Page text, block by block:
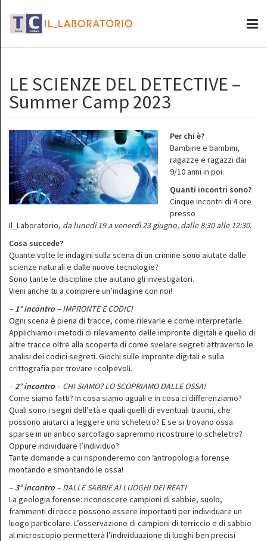
LE SCIENZE DEL DETECTIVE –
Summer Camp 2023
Per chi è?
Bambine e bambini,
ragazze e ragazzi dai
9/10 anni in poi.
Quanti incontri sono?
Cinque incontri di 4 ore
presso
Il_Laboratorio, da lunedì 19 a venerdì 23 giugno, dalle 8:30 alle 12:30.
Cosa succede?
Quante volte le indagini sulla scena di un crimine sono aiutate dalle
scienze naturali e dalle nuove tecnologie?
Sono tante le discipline che aiutano gli investigatori.
Vieni anche tu a compiere un’indagine con noi!
– 1° incontro – IMPRONTE E CODICI
Ogni scena è piena di tracce, come rilevarle e come interpretarle.
Applichiamo i metodi di rilevamento delle impronte digitali e quello di
altre tracce oltre alla scoperta di come svelare segreti attraverso le
analisi dei codici segreti. Giochi sulle impronte digitali e sulla
crittografia per trovare i colpevoli.
–2° incontro – CHI SIAMO? LO SCOPRIAMO DALLE OSSA!
Come siamo fatti? In cosa siamo uguali e in cosa ci differenziamo?
Quali sono i segni dell’età e quali quelli di eventuali traumi, che
possono aiutarci a leggere uno scheletro? E se si trovano ossa
sparse in un antico sarcofago sapremmo ricostruire lo scheletro?
Oppure individuare l’individuo?
Tante domande a cui risponderemo con ‘antropologia forense
montando e smontando le ossa!
– 3° incontro – DALLE SABBIE AI LUOGHI DEI REATI
La geologia forense: riconoscere campioni di sabbie, suolo,
frammenti di rocce possono essere importanti per individuare un
luogo particolare. L’osservazione di campioni di terriccio e di sabbie
al microscopio permetterà l’individuazione di luoghi ben precisi